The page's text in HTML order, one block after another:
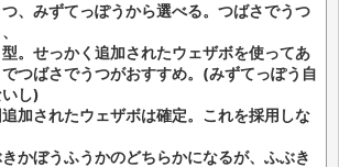
、みずてっぽうから選べる。つばさでうつ
。せっかく追加されたウェザボを使ってあ
つばさでうつがおすすめ。(みずてっぽう自
し)
加されたウェザボは確定。これを採用しな
かぼうふうかのどちらかになるが、ふぶき